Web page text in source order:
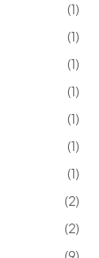
(1)
(1)
(1)
(1)
(1)
(1)
(1)
(2)
(2)